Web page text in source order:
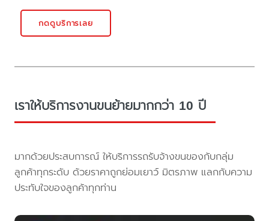
กดดูบริการเลย
เราให้บริการงานขนย้ายมากกว่า 10 ปี
มากด้วยประสบการณ์ ให้บริการรถรับจ้างขนของกับกลุ่ม
ลูกค้าทุกระดับ ด้วยราคาถูกย่อมเยาว์ มิตรภาพ แลกกับความ
ประทับใจของลูกค้าทุกท่าน